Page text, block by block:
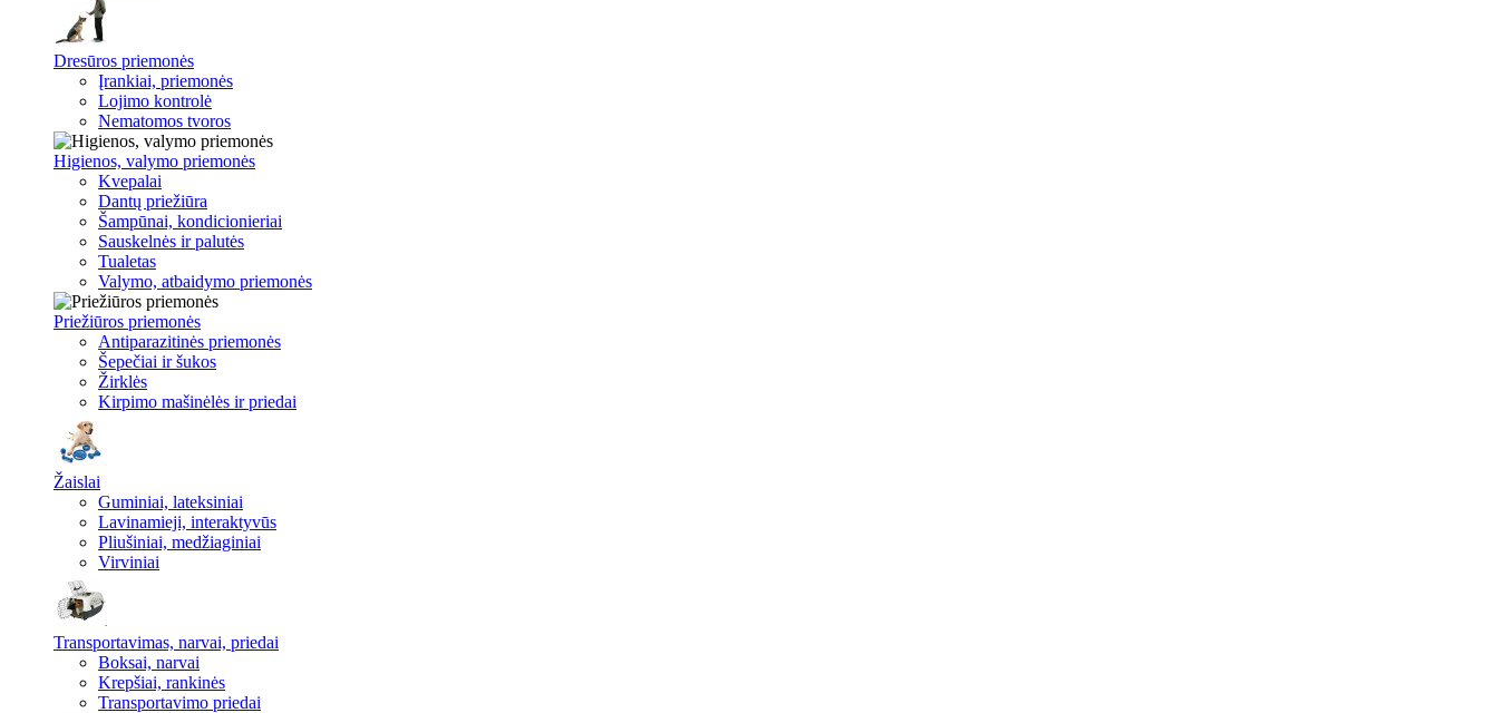
Dresūros priemonės
Įrankiai, priemonės
Lojimo kontrolė
Nematomos tvoros
Higienos, valymo priemonės
Kvepalai
Dantų priežiūra
Šampūnai, kondicionieriai
Sauskelnės ir palutės
Tualetas
Valymo, atbaidymo priemonės
Priežiūros priemonės
Antiparazitinės priemonės
Šepečiai ir šukos
Žirklės
Kirpimo mašinėlės ir priedai
Žaislai
Guminiai, lateksiniai
Lavinamieji, interaktyvūs
Pliušiniai, medžiaginiai
Virviniai
Transportavimas, narvai, priedai
Boksai, narvai
Krepšiai, rankinės
Transportavimo priedai